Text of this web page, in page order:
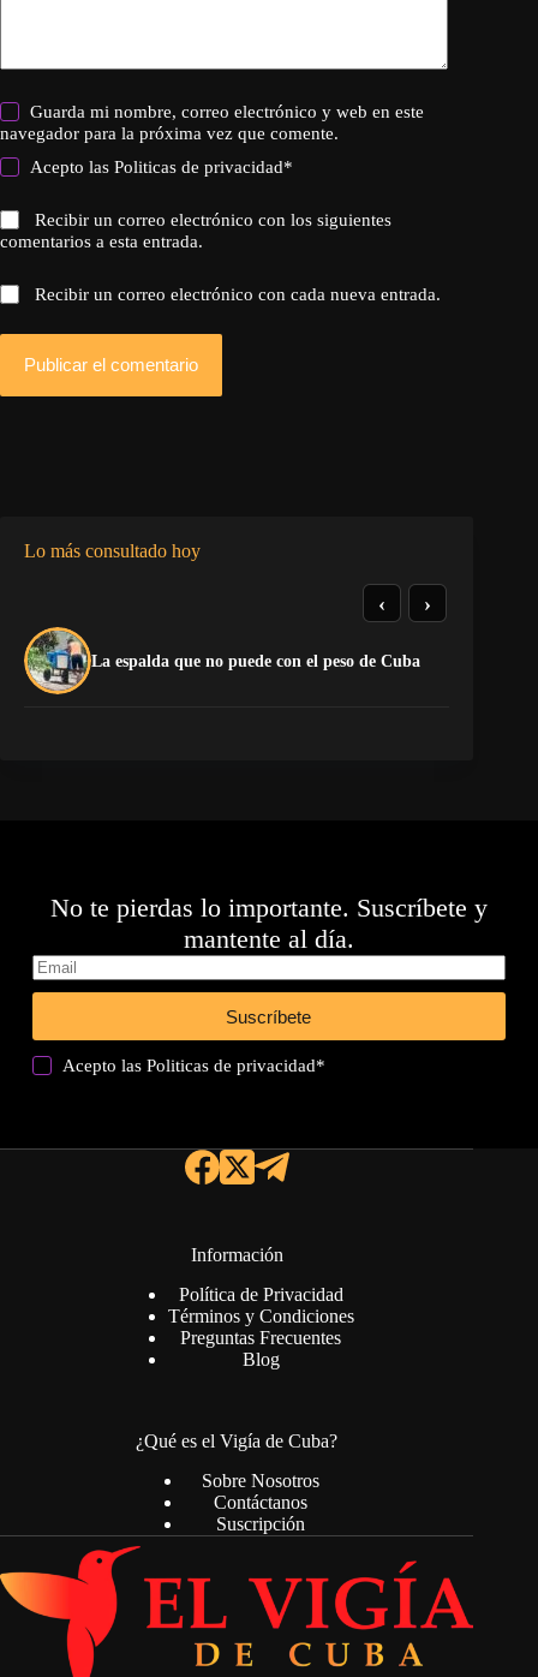
Guarda mi nombre, correo electrónico y web en este
navegador para la próxima vez que comente.
Acepto lasPoliticas de privacidad*
Recibir un correo electrónico con los siguientes
comentarios a esta entrada.
Recibir un correo electrónico con cada nueva entrada.
Publicar el comentario
Lo más consultado hoy
La espalda que no puede con el peso de Cuba
‹ ›
No te pierdas lo importante. Suscríbete y
mantente al día.
Suscríbete
Acepto lasPoliticas de privacidad*
Información
Política de Privacidad
Términos y Condiciones
Preguntas Frecuentes
Blog
¿Qué es el Vigía de Cuba?
Sobre Nosotros
Contáctanos
Suscripción